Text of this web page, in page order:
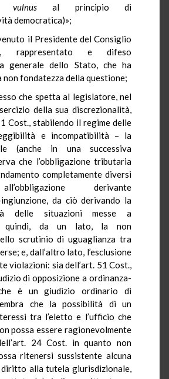
vulnusal principio di
democratica)»;
il Presidente del Consiglio
rappresentato e difeso
generale dello Stato, che ha
non fondatezza della questione;
che spetta al legislatore, nel
della sua discrezionalità,
Cost., stabilendo il regime delle
e incompatibilità – la
(anche in una successiva
che l’obbligazione tributaria
completamente diversi
derivante
ingiunzione, da ciò derivando la
delle situazioni messe a
quindi, da un lato, la non
scrutinio di uguaglianza tra
e, dall’altro lato, l’esclusione
violazioni: siadell’art. 51 Cost.,
di opposizione a ordinanza-
è un giudizio ordinario di
che la possibilità di un
tra l’eletto e l’ufficio che
possa essere ragionevolmente
24 Cost. in quanto non
ritenersi sussistente alcuna
alla tutela giurisdizionale,